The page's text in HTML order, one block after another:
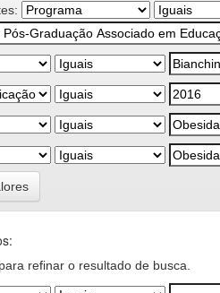
refinar o resultado de busca.